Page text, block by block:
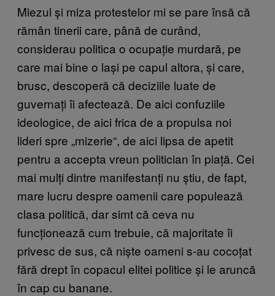
Miezul și miza protestelor mi se pare însă că
rămân tinerii care, până de curând,
considerau politica o ocupație murdară, pe
care mai bine o lași pe capul altora, și care,
brusc, descoperă că deciziile luate de
guvernați îi afectează. De aici confuziile
ideologice, de aici frica de a propulsa noi
lideri spre „mizerie“, de aici lipsa de apetit
pentru a accepta vreun politician în piață. Cei
mai mulți dintre manifestanți nu știu, de fapt,
mare lucru despre oamenii care populează
clasa politică, dar simt că ceva nu
funcționează cum trebuie, că majoritate îi
privesc de sus, că niște oameni s-au cocoțat
fără drept în copacul elitei politice și le aruncă
în cap cu banane.